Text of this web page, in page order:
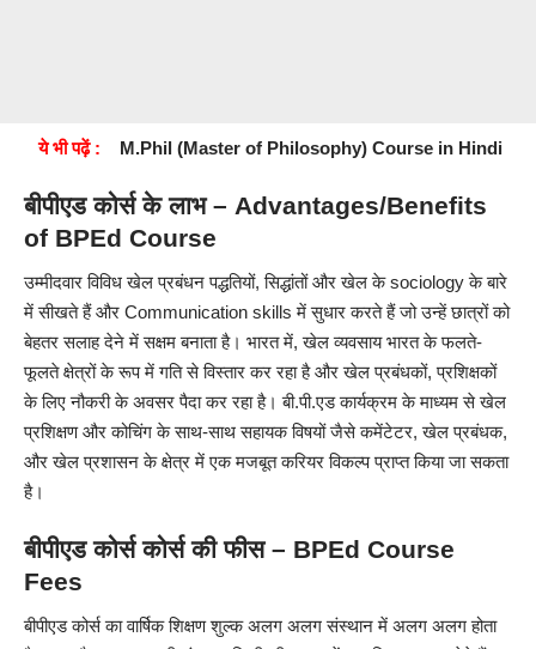
ये भी पढ़ें : M.Phil (Master of Philosophy) Course in Hindi
बीपीएड कोर्स के लाभ – Advantages/Benefits
of BPEd Course
उम्मीदवार विविध खेल प्रबंधन पद्धतियों, सिद्धांतों और खेल के sociology के बारे
में सीखते हैं और Communication skills में सुधार करते हैं जो उन्हें छात्रों को
बेहतर सलाह देने में सक्षम बनाता है। भारत में, खेल व्यवसाय भारत के फलते-
फूलते क्षेत्रों के रूप में गति से विस्तार कर रहा है और खेल प्रबंधकों, प्रशिक्षकों
के लिए नौकरी के अवसर पैदा कर रहा है। बी.पी.एड कार्यक्रम के माध्यम से खेल
प्रशिक्षण और कोचिंग के साथ-साथ सहायक विषयों जैसे कमेंटेटर, खेल प्रबंधक,
और खेल प्रशासन के क्षेत्र में एक मजबूत करियर विकल्प प्राप्त किया जा सकता
है।
बीपीएड कोर्सकोर्स की फीस – BPEd Course
Fees
बीपीएड कोर्स का वार्षिक शिक्षण शुल्क अलग अलग संस्थान में अलग अलग होता